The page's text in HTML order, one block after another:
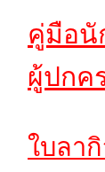
คู่มือนั
ผู้ปกค
ใบลา